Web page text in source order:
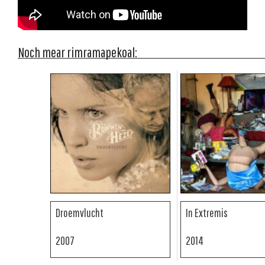
Noch mear rimramapekoal:
Droemvlucht
2007
In Extremis
2014